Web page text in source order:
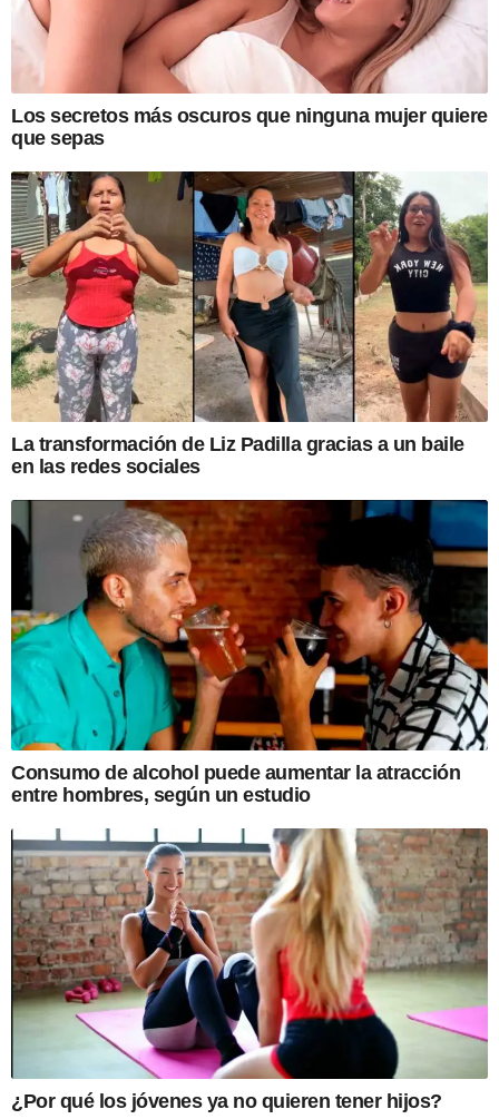
Los secretos más oscuros que ninguna mujer quiere
que sepas
La transformación de Liz Padilla gracias a un baile
en las redes sociales
Consumo de alcohol puede aumentar la atracción
entre hombres, según un estudio
¿Por qué los jóvenes ya no quieren tener hijos?